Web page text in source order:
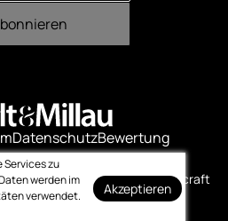
DatenschutzBewertung
Downloads
Made with ❤️ by bitcraft
Services zu
werden im
verwendet.
Akzeptieren